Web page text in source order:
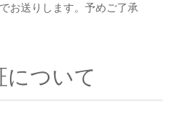
お送りします。予めご了承
について